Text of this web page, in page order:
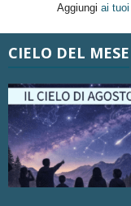
Aggiungi ai
CIELO DEL MESE